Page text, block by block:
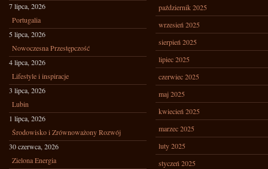
7 lipca, 2026
Portugalia
5 lipca, 2026
Nowoczesna Przestępczość
4 lipca, 2026
Lifestyle i inspiracje
3 lipca, 2026
Lubin
1 lipca, 2026
Środowisko i Zrównoważony Rozwój
30 czerwca, 2026
Zielona Energia
październik 2025
wrzesień 2025
sierpień 2025
lipiec 2025
czerwiec 2025
maj 2025
kwiecień 2025
marzec 2025
luty 2025
styczeń 2025